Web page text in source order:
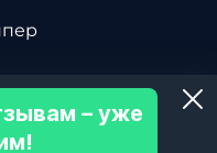
– уже